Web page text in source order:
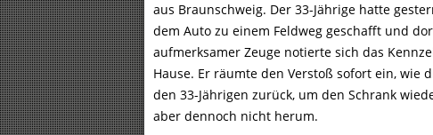
aus Braunschweig. Der 33-Jährige hatte
dem Auto zu einem Feldweg geschafft und
aufmerksamer Zeuge notierte sich das
Hause. Er räumte den Verstoß sofort ein, wie
den 33-Jährigen zurück, um den Schrank
aber dennoch nicht herum.